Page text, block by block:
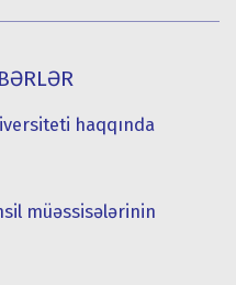
haqqında
müəssisələrinin